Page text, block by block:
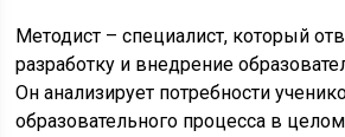
Методист – специалист, который
разработку и внедрение
Он анализирует потребности
образовательного процесса в